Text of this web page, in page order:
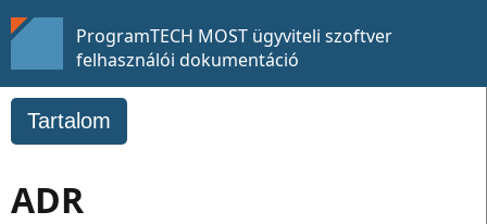
ProgramTECH MOST ügyviteli szoftver
felhasználói dokumentáció
Tartalom
ADR